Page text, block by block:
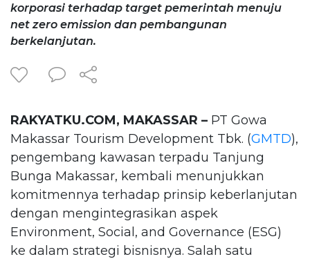
korporasi terhadap target pemerintah menuju
net zero emission dan pembangunan
berkelanjutan.
RAKYATKU.COM, MAKASSAR – PT Gowa
Makassar Tourism Development Tbk. (GMTD),
pengembang kawasan terpadu Tanjung
Bunga Makassar, kembali menunjukkan
komitmennya terhadap prinsip keberlanjutan
dengan mengintegrasikan aspek
Environment, Social, and Governance (ESG)
ke dalam strategi bisnisnya. Salah satu